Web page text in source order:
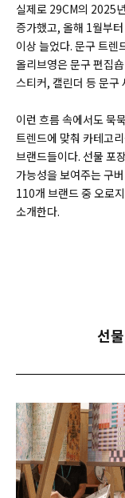
실제로 29CM의 2025
증가했고, 올해 1월부
이상 늘었다. 문구 트렌
올리브영은 문구 편집
스티커, 캘린더 등 문구
이런 흐름 속에서도 묵
트렌드에 맞춰 카테고
브랜드들이다. 선물 포
가능성을 보여주는 구
110개 브랜드 중 오로
소개한다.
선